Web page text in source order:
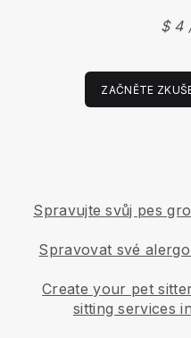
$ 4
ZAČNĚTE
Spravujte svůj pes
Spravovat své
Create your pet
sitting services